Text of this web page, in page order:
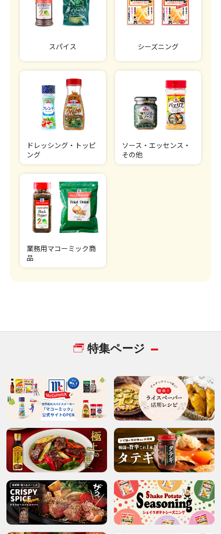
スパイス シーズニング
ドレッシング・トッピ
ング
ソース・エッセンス・
その他
業務用マコーミック商
品
特集ページ